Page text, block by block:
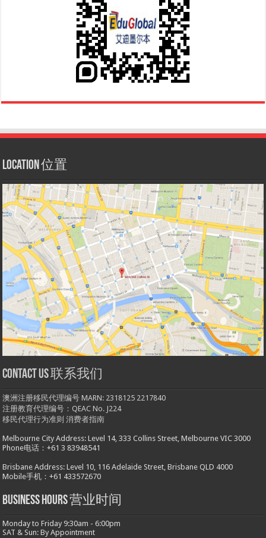
Location 位置
Contact us 联系我们
澳洲注册移民代理编号 MARN: 2318125 2217840
注册教育代理编号：QEAC No. J224
移民代理行为准则 消费者指南
Melbourne City Address: Level 14, 333 Collins Street, Melbourne VIC 3000
Phone电话：+61 3 83948541
Brisbane Address: Level 10, 116 Adelaide Street, Brisbane QLD 4000
Mobile手机：+61 433572670
Business hours 营业时间
Monday to Friday 9:30am - 6:00pm
SAT & Sun: By Appointment